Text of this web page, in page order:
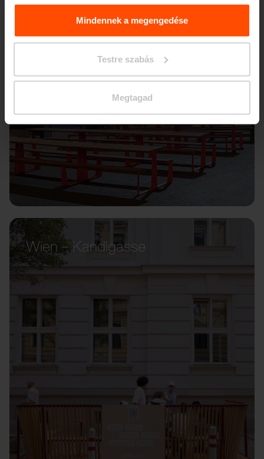
További információért kérjük, látogasson el aPrinciples
Relating to the Processing. Personal Data
Mindennek a megengedése
Testre szabás
Megtagad
Wien – Kandlgasse